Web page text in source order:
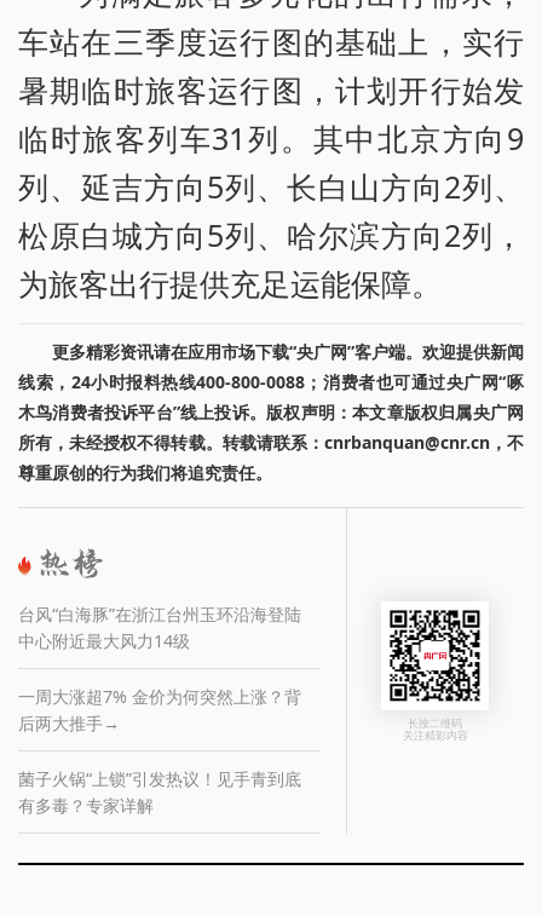
车站在三季度运行图的基础上，实行
暑期临时旅客运行图，计划开行始发
临时旅客列车31列。其中北京方向9
列、延吉方向5列、长白山方向2列、
松原白城方向5列、哈尔滨方向2列，
为旅客出行提供充足运能保障。
更多精彩资讯请在应用市场下载“央广网”客户端。欢迎提供新闻
线索，24小时报料热线400-800-0088；消费者也可通过央广网“啄
木鸟消费者投诉平台”线上投诉。版权声明：本文章版权归属央广网
所有，未经授权不得转载。转载请联系：cnrbanquan@cnr.cn，不
尊重原创的行为我们将追究责任。
台风“白海豚”在浙江台州玉环沿海登陆
中心附近最大风力14级
一周大涨超7% 金价为何突然上涨？背
后两大推手→
菌子火锅“上锁”引发热议！见手青到底
有多毒？专家详解
长按二维码
关注精彩内容